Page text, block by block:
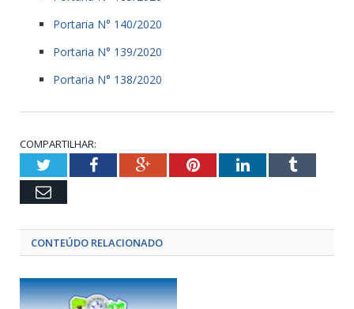
Portaria N° 140/2020
Portaria N° 139/2020
Portaria N° 138/2020
COMPARTILHAR:
TwitterFacebookGoogle+PinterestLinkedInTumblr
Email
CONTEÚDO RELACIONADO